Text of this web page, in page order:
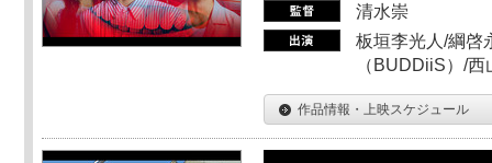
清水崇
板垣李光人/綱啓
（BUDDiiS）/
作品情報・上映スケジュール